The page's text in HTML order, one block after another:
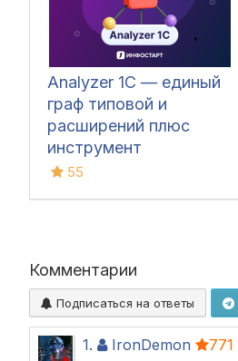
Analyzer 1C — единый
граф типовой и
расширений плюс
инструмент
обновления поставки
55
Комментарии
Подписаться на ответы
1. IronDemon 771